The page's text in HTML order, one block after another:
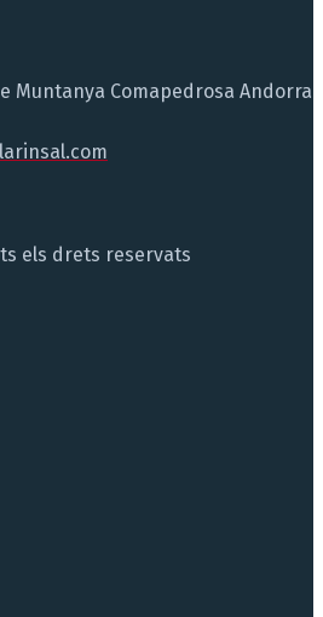
Muntanya Comapedrosa Andorra
els drets reservats